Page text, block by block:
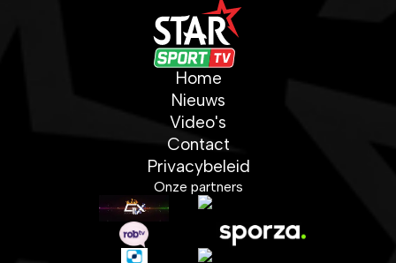
Home
Nieuws
Video's
Contact
Privacybeleid
Onze partners